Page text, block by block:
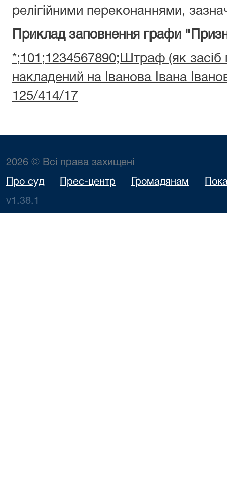
релігійними переконаннями,
Приклад заповнення графи
*;101;1234567890;Штраф (як засіб
накладений на Іванова Івана
125/414/17
2026 © Всі права захищені
Про суд Прес-центр Громадянам
v1.38.1